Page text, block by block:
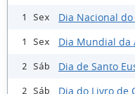
1 Sex Dia Nacional do
1 Sex Dia Mundial da
2 Sáb Dia de Santo
2 Sáb Dia do Livro de